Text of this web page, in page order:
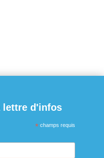
lettre d'infos
* champs requis